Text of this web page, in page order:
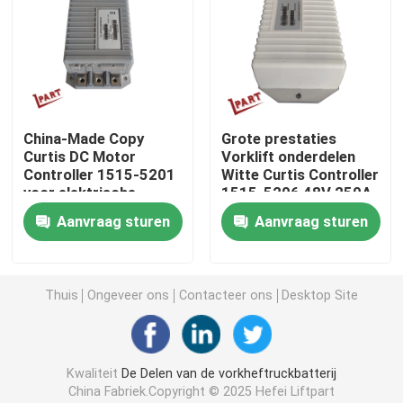
Vorkheftruckschakelaar
Elektrische Vorkheftruckschakelaar
Vorkheftruckhandvat
Heftruck gashendel
Motor Magnetische Rem
Het Systeem van de vorkheftruckrem
China-Made Copy
Curtis DC Motor
Controller 1515-5201
voor elektrische
vorkheftruckstacker
en palletAanvraag sturen
Grote prestaties
Vorklift onderdelen
Witte Curtis Controller
1515-5206 48V 250A
Aanvraag sturen
Thuis Ongeveer ons Contacteer ons Desktop Site
Kwaliteit De Delen van de vorkheftruckbatterij
China Fabriek.Copyright © 2025 Hefei Liftpart